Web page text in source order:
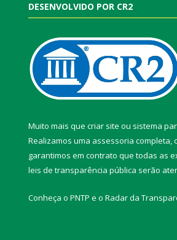
DESENVOLVIDO POR CR2
Muito mais que criar site ou sistema
Realizamos uma assessoria completa,
garantimos em contrato que todas as
leis de transparência pública serão
Conheça o PNTP e o Radar da